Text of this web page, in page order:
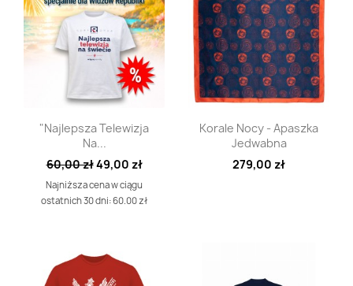
Szybki podgląd
"Najlepsza Telewizja
Na...
60,00 zł49,00 zł
Najniższa cena w ciągu
ostatnich 30 dni: 60.00 zł
Szybki podgląd
Korale Nocy - Apaszka
Jedwabna
279,00 zł